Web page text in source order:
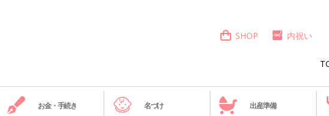
SHOP 内祝い
お金・手続き 名づけ 出産準備